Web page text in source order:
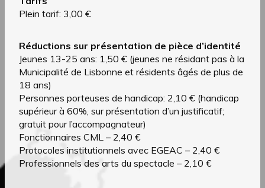
Plein tarif: 3,00 €
Réductions sur présentation de pièce d’identité
Jeunes 13-25 ans: 1,50 € (jeunes ne résidant pas à la
Municipalité de Lisbonne et résidents âgés de plus de
18 ans)
Personnes porteuses de handicap: 2,10 € (handicap
supérieur à 60%, sur présentation d’un justificatif;
gratuit pour l’accompagnateur)
Fonctionnaires CML – 2,40 €
Protocoles institutionnels avec EGEAC – 2,40 €
Professionnels des arts du spectacle – 2,10 €